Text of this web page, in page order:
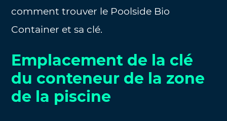
comment trouver le Poolside Bio
Container et sa clé.
Emplacement de la clé
du conteneur de la zone
de la piscine